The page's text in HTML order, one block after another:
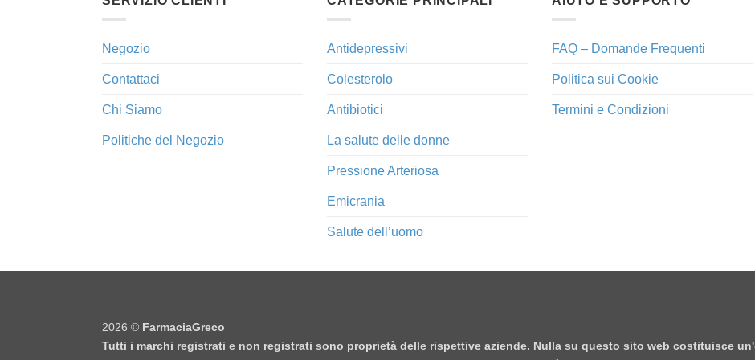
Negozio
Contattaci
Chi Siamo
Politiche del Negozio
Antidepressivi
Colesterolo
Antibiotici
La salute delle donne
Pressione Arteriosa
Emicrania
Salute dell’uomo
FAQ – Domande Frequenti
Politica sui Cookie
Termini e Condizioni
2026 © FarmaciaGreco
Tutti i marchi registrati e non registrati sono proprietà delle rispettive aziende. Nulla su questo sito web costituisce